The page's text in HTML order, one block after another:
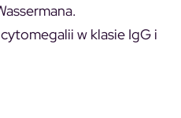
w klasie IgG i